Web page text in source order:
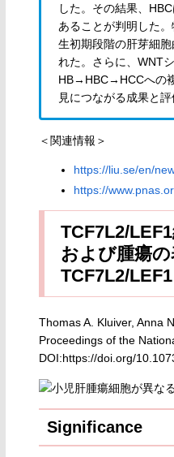
した。その結果、
あることが判明した
生初期段階の肝芽細
れた。さらに、WNT
HB→HBC→HCCへの
見につながる成果と評
＜関連情報＞
https://liu.se/en/
https://
TCF7L2/
および腫瘍
TCF7L2/
Thomas A. Kluiver, Anna
Proceedings of the
DOI:https://doi.org/
Significance